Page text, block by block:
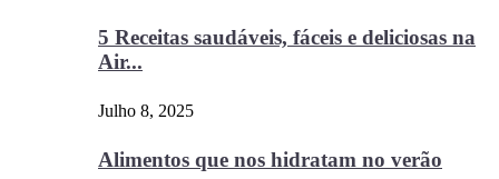
5 Receitas saudáveis, fáceis e deliciosas na
Air...
Julho 8, 2025
Alimentos que nos hidratam no verão